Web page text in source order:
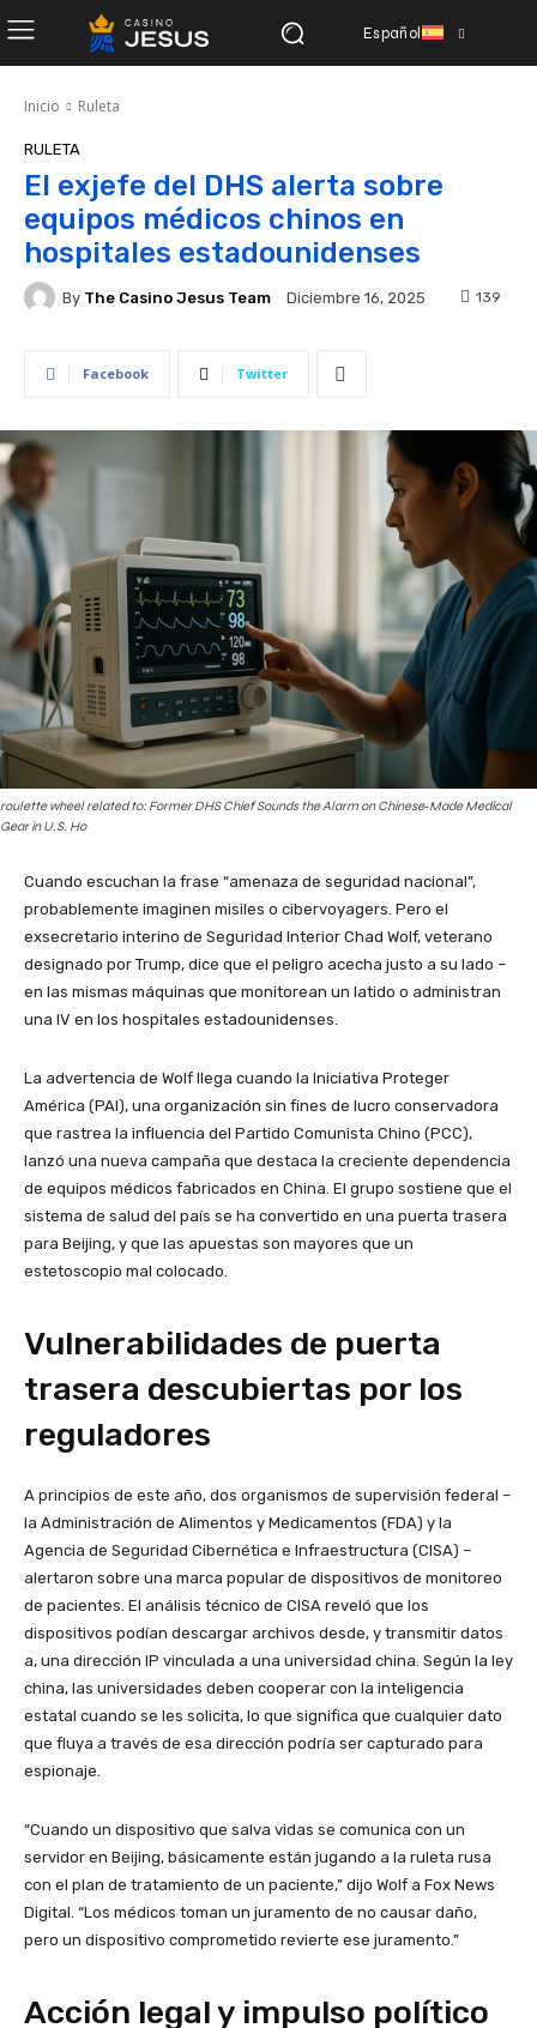
Español
Inicio Ruleta
RULETA
El exjefe del DHS alerta sobre
equipos médicos chinos en
hospitales estadounidenses
By The Casino Jesus Team Diciembre 16, 2025 139
Facebook Twitter
roulette wheel related to: Former DHS Chief Sounds the Alarm on Chinese‑Made Medical
Gear in U.S. Ho
Cuando escuchan la frase “amenaza de seguridad nacional”,
probablemente imaginen misiles o cibervoyagers. Pero el
exsecretario interino de Seguridad Interior Chad Wolf, veterano
designado por Trump, dice que el peligro acecha justo a su lado –
en las mismas máquinas que monitorean un latido o administran
una IV en los hospitales estadounidenses.
La advertencia de Wolf llega cuando la Iniciativa Proteger
América (PAI), una organización sin fines de lucro conservadora
que rastrea la influencia del Partido Comunista Chino (PCC),
lanzó una nueva campaña que destaca la creciente dependencia
de equipos médicos fabricados en China. El grupo sostiene que el
sistema de salud del país se ha convertido en una puerta trasera
para Beijing, y que las apuestas son mayores que un
estetoscopio mal colocado.
Vulnerabilidades de puerta
trasera descubiertas por los
reguladores
A principios de este año, dos organismos de supervisión federal –
la Administración de Alimentos y Medicamentos (FDA) y la
Agencia de Seguridad Cibernética e Infraestructura (CISA) –
alertaron sobre una marca popular de dispositivos de monitoreo
de pacientes. El análisis técnico de CISA reveló que los
dispositivos podían descargar archivos desde, y transmitir datos
a, una dirección IP vinculada a una universidad china. Según la ley
china, las universidades deben cooperar con la inteligencia
estatal cuando se les solicita, lo que significa que cualquier dato
que fluya a través de esa dirección podría ser capturado para
espionaje.
“Cuando un dispositivo que salva vidas se comunica con un
servidor en Beijing, básicamente están jugando a la ruleta rusa
con el plan de tratamiento de un paciente,” dijo Wolf a Fox News
Digital. “Los médicos toman un juramento de no causar daño,
pero un dispositivo comprometido revierte ese juramento.”
Acción legal y impulso político